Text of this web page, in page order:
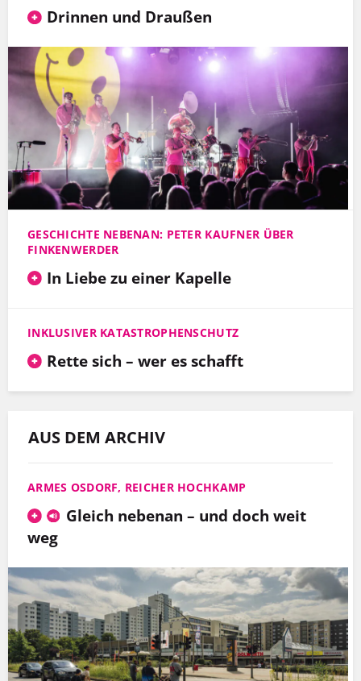
Drinnen und Draußen
GESCHICHTE NEBENAN: PETER KAUFNER ÜBER
FINKENWERDER
In Liebe zu einer Kapelle
INKLUSIVER KATASTROPHENSCHUTZ
Rette sich – wer es schafft
AUS DEM ARCHIV
ARMES OSDORF, REICHER HOCHKAMP
Gleich nebenan – und doch weit
weg